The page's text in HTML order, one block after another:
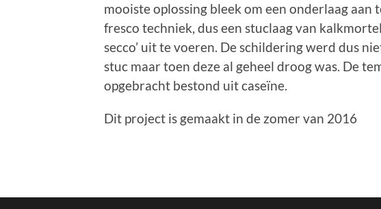
mooiste oplossing bleek om een onderlaag aan
fresco techniek, dus een stuclaag van
secco’ uit te voeren. De schildering werd dus
stuc maar toen deze al geheel droog was. De
opgebracht bestond uit caseïne.
Dit project is gemaakt in de zomer van 2016